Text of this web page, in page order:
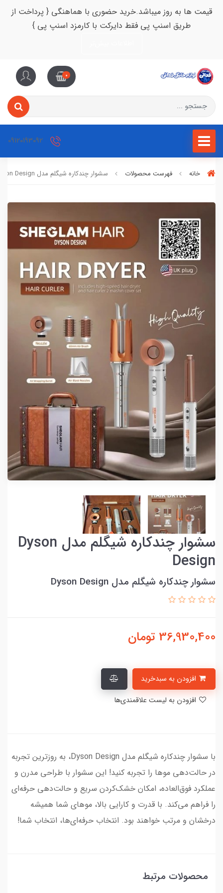
قیمت ها به روز میباشد.خرید حضوری با هماهنگی { پرداخت از
طریق اسنپ پی فقط دایرکت با کارمزد اسنپ پی }
0
خانه فهرست محصولات سشوار چندکاره شیگلم مدل Dyson Design
سشوار چندکاره شیگلم مدل Dyson
Design
سشوار چندکاره شیگلم مدل Dyson Design
36,930,400 تومان
با سشوار چندکاره شیگلم مدل Dyson Design، به روزترین تجربه
در حالت‌دهی موها را تجربه کنید! این سشوار با طراحی مدرن و
عملکرد فوق‌العاده، امکان خشک‌کردن سریع و حالت‌دهی حرفه‌ای
را فراهم می‌کند. با قدرت و کارایی بالا، موهای شما همیشه
درخشان و مرتب خواهند بود. انتخاب حرفه‌ای‌ها، انتخاب شما!
محصولات مرتبط